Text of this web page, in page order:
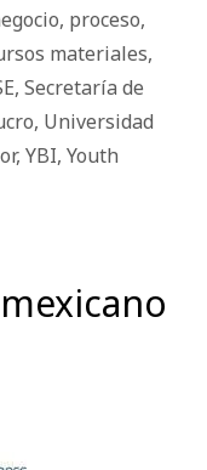
, proceso,
materiales,
, Secretaría de
, Universidad
, YBI, Youth